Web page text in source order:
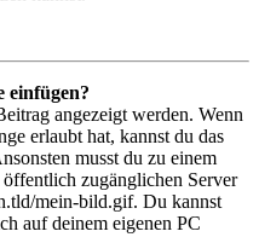
einfügen?
angezeigt werden. Wenn
erlaubt hat, kannst du das
musst du zu einem
zugänglichen Server
mein-bild.gif. Du kannst
auf deinem eigenen PC